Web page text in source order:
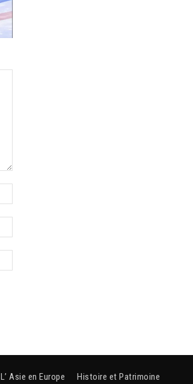
L’ Asie en Europe Histoire et Patrimoine